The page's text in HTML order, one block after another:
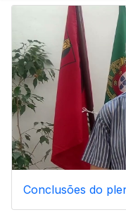
Conclusões do